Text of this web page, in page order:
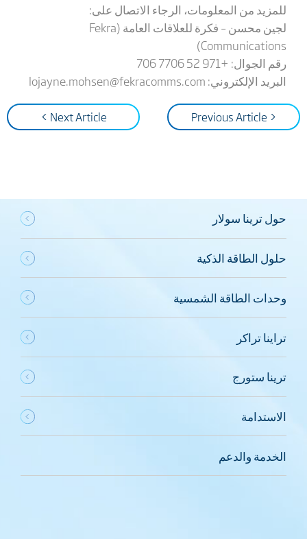
للمزيد من المعلومات، الرجاء الاتصال على:
لجين محسن – فكرة للعلاقات العامة (Fekra
Communications)
رقم الجوال: +971 52 7706 706
البريد الإلكتروني: lojayne.mohsen@fekracomms.com
< Previous Article
Next Article >
حول ترينا سولار
حلول الطاقة الذكية
وحدات الطاقة الشمسية
تراينا تراكر
ترينا ستورج
الاستدامة
الخدمة والدعم